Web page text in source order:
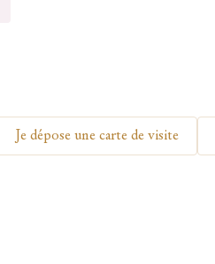
Je dépose une carte de visite